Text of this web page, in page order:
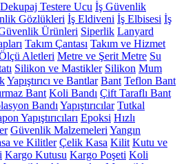
Dekupaj Testere Ucu İş Güvenlik
Gözlükleri İş Eldiveni İş Elbisesi İş
Ürünleri Siperlik Lanyard
Takım Çantası Takım ve Hizmet
Aletleri Metre ve Şerit Metre Su
Silikon ve Mastikler Silikon Mum
Yapıştırıcı ve Bantlar Bant Teflon Bant
Bant Koli Bandı Çift Taraflı Bant
Bandı Yapıştırıcılar Tutkal
Yapıştırıcıları Epoksi Hızlı
Güvenlik Malzemeleri Yangın
ve Kilitler Çelik Kasa Kilit Kutu ve
Kargo Kutusu Kargo Poşeti Koli